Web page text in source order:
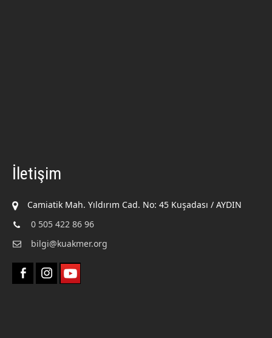
İletişim
Camiatik Mah. Yıldırım Cad. No: 45 Kuşadası / AYDIN
0 505 422 86 96
bilgi@kuakmer.org